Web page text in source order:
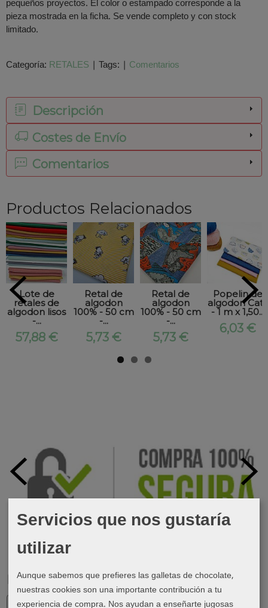
Marcas
pequeños proyectos. El color o estampado corresponde a la
pieza mostrada en la ficha. Se vende completo y con stock
limitado.
Categoría: RETALES | Tags: | Comentarios
Descripción
Costes de Envío
Comentarios
Productos Relacionados
Lote de
retales de
algodon lisos
-...
57,88 €
Retal de
algodon
100% - 50 cm
-...
5,73 €
Retal de
algodon
100% - 50 cm
-...
5,73 €
Popelin de
algodon Cats
- 1 m x 1,50...
6,03 €
Servicios que nos gustaría
utilizar
Aunque sabemos que prefieres las galletas de chocolate,
nuestras cookies son una importante contribución a tu
experiencia de compra. Nos ayudan a enseñarte jugosas